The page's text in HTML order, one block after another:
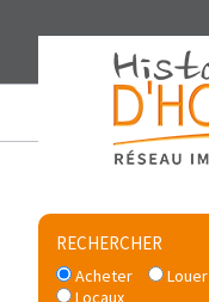
RECHERCHER
Acheter Louer
Locaux